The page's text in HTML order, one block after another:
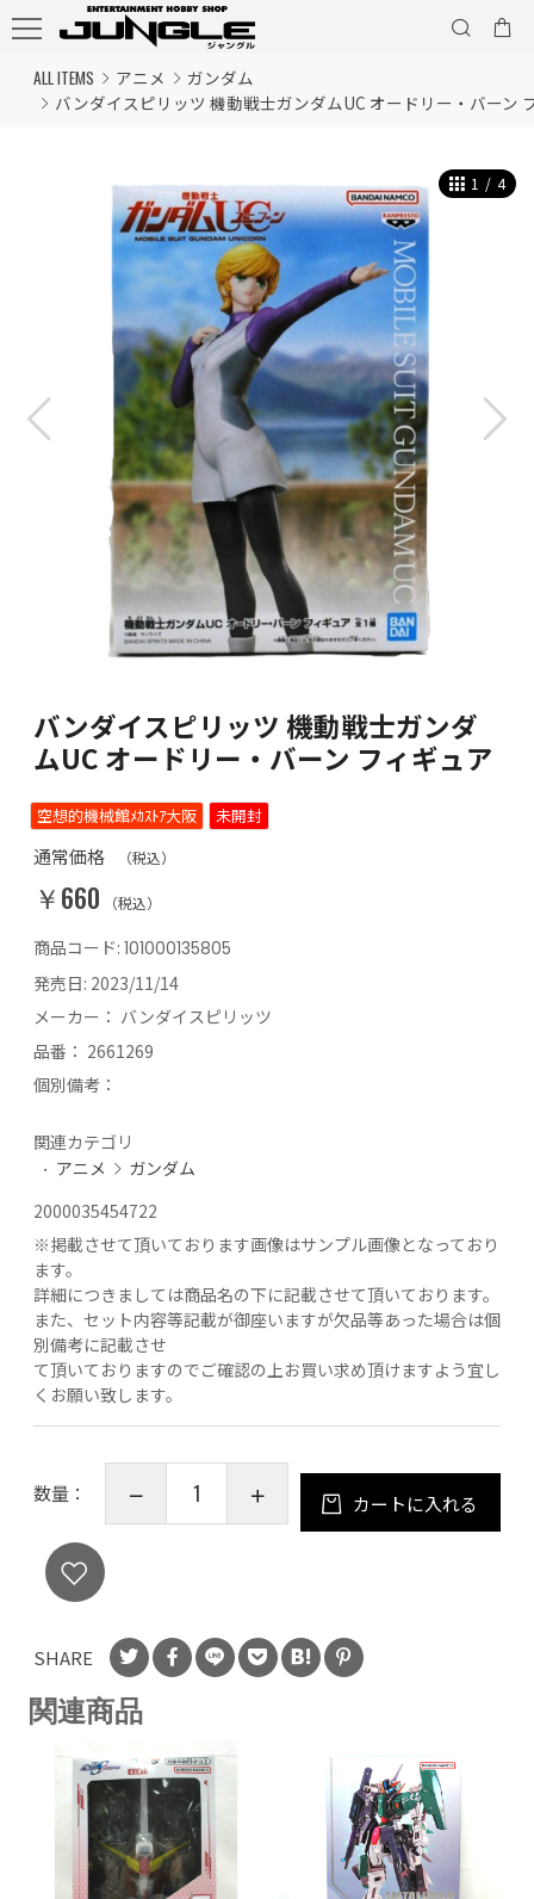
ALL ITEMS アニメ
ガンダム
バンダイスピリッツ 機動戦士ガンダムUC オードリー・バーン
1 / 4
バンダイスピリッツ 機動戦士ガンダ
ムUC オードリー・バーン フィギュア
空想的機械館ﾒｶｽﾄｱ大阪 未開封
通常価格 （税込）
￥660 （税込）
商品コード: 101000135805
発売日: 2023/11/14
メーカー： バンダイスピリッツ
品番： 2661269
個別備考：
関連カテゴリ
アニメ
ガンダム
2000035454722
※掲載させて頂いております画像はサンプル画像となっており
ます。
詳細につきましては商品名の下に記載させて頂いております。
また、セット内容等記載が御座いますが欠品等あった場合は個
別備考に記載させ
て頂いておりますのでご確認の上お買い求め頂けますよう宜し
くお願い致します。
数量： カートに入れる
SHARE
関連商品